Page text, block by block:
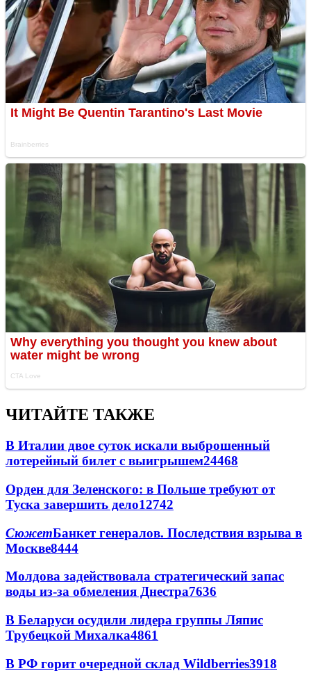
ЧИТАЙТЕ ТАКЖЕ
В Италии двое суток искали выброшенный
лотерейный билет с выигрышем24468
Орден для Зеленского: в Польше требуют от
Туска завершить дело12742
СюжетБанкет генералов. Последствия взрыва в
Москве8444
Молдова задействовала стратегический запас
воды из-за обмеления Днестра7636
В Беларуси осудили лидера группы Ляпис
Трубецкой Михалка4861
В РФ горит очередной склад Wildberries3918